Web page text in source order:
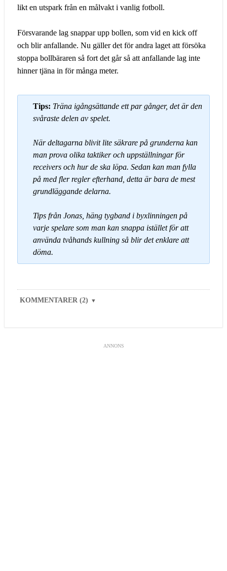
likt en utspark från en målvakt i vanlig fotboll.
Försvarande lag snappar upp bollen, som vid en kick off
och blir anfallande. Nu gäller det för andra laget att försöka
stoppa bollbäraren så fort det går så att anfallande lag inte
hinner tjäna in för många meter.
Tips: Träna igångsättande ett par gånger, det är den
svåraste delen av spelet.
När deltagarna blivit lite säkrare på grunderna kan
man prova olika taktiker och uppställningar för
receivers och hur de ska löpa. Sedan kan man fylla
på med fler regler efterhand, detta är bara de mest
grundläggande delarna.
Tips från Jonas, häng tygband i byxlinningen på
varje spelare som man kan snappa istället för att
använda tvåhands kullning så blir det enklare att
döma.
KOMMENTARER (2) ▼
ANNONS